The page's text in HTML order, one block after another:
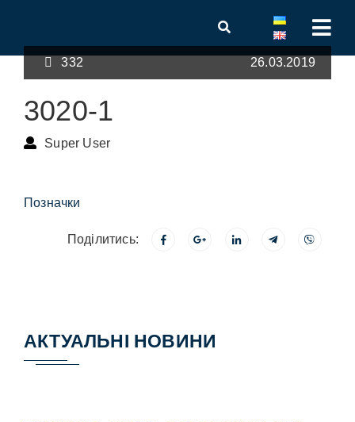
332 26.03.2019
3020-1
Super User
Позначки
Поділитись:
АКТУАЛЬНІ НОВИНИ